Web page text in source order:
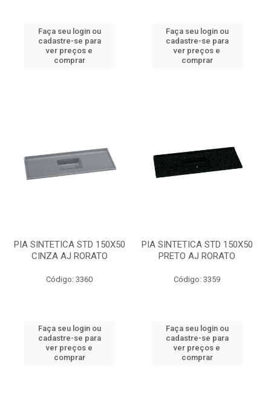
Faça seu login ou
cadastre-se para
ver preços e
comprar
Faça seu login ou
cadastre-se para
ver preços e
comprar
PIA SINTETICA STD 150X50
CINZA AJ RORATO
Código: 3360
Faça seu login ou
cadastre-se para
ver preços e
comprar
PIA SINTETICA STD 150X50
PRETO AJ RORATO
Código: 3359
Faça seu login ou
cadastre-se para
ver preços e
comprar